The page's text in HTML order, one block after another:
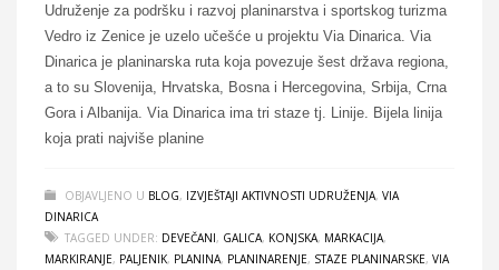
Udruženje za podršku i razvoj planinarstva i sportskog turizma
Vedro iz Zenice je uzelo učešće u projektu Via Dinarica. Via
Dinarica je planinarska ruta koja povezuje šest država regiona,
a to su Slovenija, Hrvatska, Bosna i Hercegovina, Srbija, Crna
Gora i Albanija. Via Dinarica ima tri staze tj. Linije. Bijela linija
koja prati najviše planine
OBJAVLJENO U BLOG, IZVJEŠTAJI AKTIVNOSTI UDRUŽENJA, VIA
DINARICA
TAGGED UNDER: DEVEČANI, GALICA, KONJSKA, MARKACIJA,
MARKIRANJE, PALJENIK, PLANINA, PLANINARENJE, STAZE PLANINARSKE, VIA